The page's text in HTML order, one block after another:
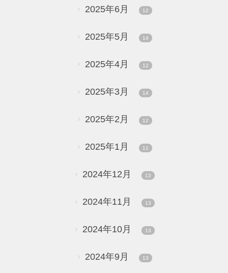
2025年6月 12
2025年5月 14
2025年4月 12
2025年3月 14
2025年2月 12
2025年1月 11
2024年12月 13
2024年11月 13
2024年10月 13
2024年9月 13